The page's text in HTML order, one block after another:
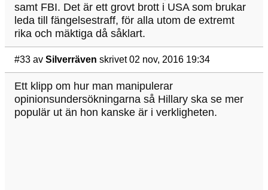
samt FBI. Det är ett grovt brott i USA som brukar
leda till fängelsestraff, för alla utom de extremt
rika och mäktiga då såklart.
#33 av Silverräven skrivet 02 nov, 2016 19:34
Ett klipp om hur man manipulerar
opinionsundersökningarna så Hillary ska se mer
populär ut än hon kanske är i verkligheten.